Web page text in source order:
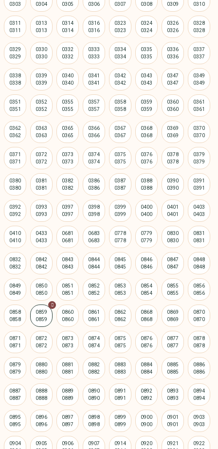
0311 0313 0314 0316 0323 0324 0326 0328
0329 0330 0332 0333 0334 0335 0336 0337
0338 0339 0340 0341 0342 0343 0347 0349
0351 0352 0355 0357 0358 0359 0360 0361
0362 0363 0365 0366 0367 0368 0369 0370
0371 0372 0373 0374 0375 0376 0378 0379
0380 0381 0382 0386 0387 0388 0390 0391
0392 0393 0397 0398 0399 0400 0401 0403
0410 0433 0681 0683 0778 0779 0830 0831
0832 0842 0843 0844 0845 0846 0847 0848
0849 0850 0851 0852 0853 0854 0855 0856
0858 0859 0860 0861 0862 0868 0869 0870
0871 0872 0873 0874 0875 0876 0877 0878
0879 0880 0881 0882 0883 0884 0885 0886
0887 0888 0889 0890 0891 0892 0893 0894
0895 0896 0897 0898 0899 0900 0901 0903
0904 0905 0906 0907 0914 0920 0921 0922